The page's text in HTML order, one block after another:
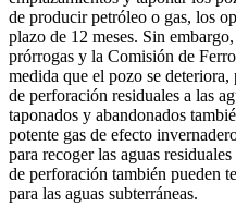
de producir petróleo o gas, los
plazo de 12 meses. Sin
prórrogas y la Comisión de
medida que el pozo se
de perforación residuales a las
taponados y abandonados
potente gas de efecto
para recoger las aguas
de perforación también pueden
para las aguas subterráneas.